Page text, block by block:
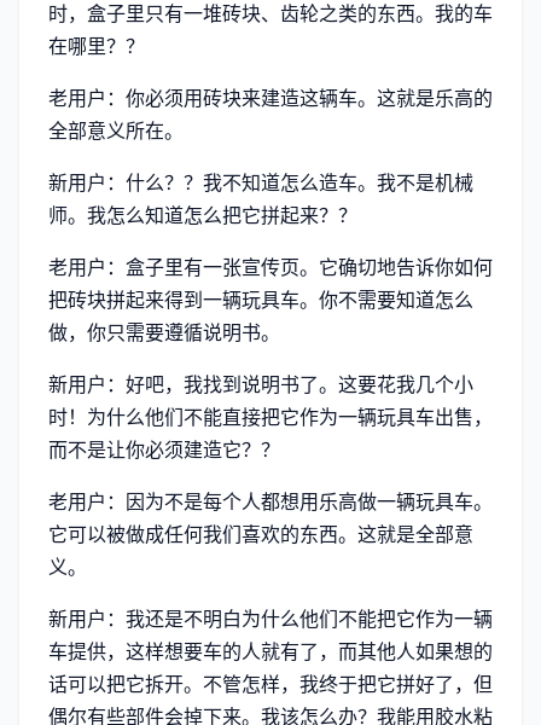
时，盒子里只有一堆砖块、齿轮之类的东西。我的车
在哪里？？
老用户：你必须用砖块来建造这辆车。这就是乐高的
全部意义所在。
新用户：什么？？我不知道怎么造车。我不是机械
师。我怎么知道怎么把它拼起来？？
老用户：盒子里有一张宣传页。它确切地告诉你如何
把砖块拼起来得到一辆玩具车。你不需要知道怎么
做，你只需要遵循说明书。
新用户：好吧，我找到说明书了。这要花我几个小
时！为什么他们不能直接把它作为一辆玩具车出售，
而不是让你必须建造它？？
老用户：因为不是每个人都想用乐高做一辆玩具车。
它可以被做成任何我们喜欢的东西。这就是全部意
义。
新用户：我还是不明白为什么他们不能把它作为一辆
车提供，这样想要车的人就有了，而其他人如果想的
话可以把它拆开。不管怎样，我终于把它拼好了，但
偶尔有些部件会掉下来。我该怎么办？我能用胶水粘